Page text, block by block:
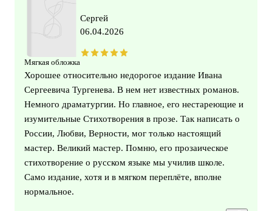
Мягкая обложка
Сергей
06.04.2026
Хорошее относительно недорогое издание Ивана
Сергеевича Тургенева. В нем нет известных романов.
Немного драматургии. Но главное, его нестареющие и
изумительные Стихотворения в прозе. Так написать о
России, Любви, Верности, мог только настоящий
мастер. Великий мастер. Помню, его прозаическое
стихотворение о русском языке мы училив школе.
Само издание, хотя и в мягком переплёте, вполне
нормальное.